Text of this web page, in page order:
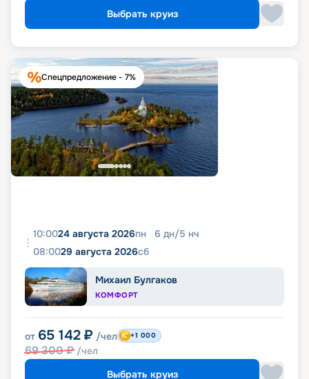
Выбрать круиз
Спецпредложение - 7%
10:0024 августа 2026пн 6 дн/5 нч
08:0029 августа 2026сб
Михаил Булгаков
КОМФОРТ
от 65 142 ₽ /чел
69 300₽ /чел
+1 000
Выбрать круиз